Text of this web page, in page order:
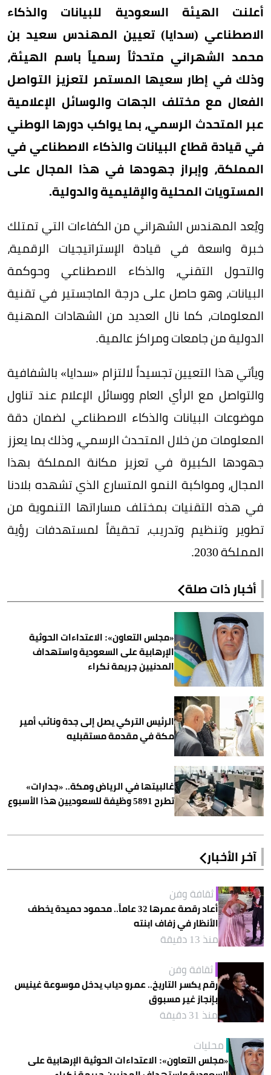
أعلنت الهيئة السعودية للبيانات والذكاء
الاصطناعي (سدايا) تعيين المهندس سعيد بن
محمد الشهراني متحدثاً رسمياً باسم الهيئة،
وذلك في إطار سعيها المستمر لتعزيز التواصل
الفعال مع مختلف الجهات والوسائل الإعلامية
عبر المتحدث الرسمي، بما يواكب دورها الوطني
في قيادة قطاع البيانات والذكاء الاصطناعي في
المملكة، وإبراز جهودها في هذا المجال على
المستويات المحلية والإقليمية والدولية.
ويُعد المهندس الشهراني من الكفاءات التي تمتلك
خبرة واسعة في قيادة الإستراتيجيات الرقمية،
والتحول التقني، والذكاء الاصطناعي وحوكمة
البيانات، وهو حاصل على درجة الماجستير في تقنية
المعلومات، كما نال العديد من الشهادات المهنية
الدولية من جامعات ومراكز عالمية.
ويأتي هذا التعيين تجسيداً لالتزام «سدايا» بالشفافية
والتواصل مع الرأي العام ووسائل الإعلام عند تناول
موضوعات البيانات والذكاء الاصطناعي لضمان دقة
المعلومات من خلال المتحدث الرسمي، وذلك بما يعزز
جهودها الكبيرة في تعزيز مكانة المملكة بهذا
المجال، ومواكبة النمو المتسارع الذي تشهده بلادنا
في هذه التقنيات بمختلف مساراتها التنموية من
تطوير وتنظيم وتدريب، تحقيقاً لمستهدفات رؤية
المملكة 2030.
أخبار ذات صلة
«مجلس التعاون»: الاعتداءات الحوثية
الإرهابية على السعودية واستهداف
المدنيين جريمة نكراء
الرئيس التركي يصل إلى جدة ونائب أمير
مكة في مقدمة مستقبليه
غالبيتها في الرياض ومكة.. «جدارات»
تطرح 5891 وظيفة للسعوديين هذا الأسبوع
آخر الأخبار
ثقافة وفن
أعاد رقصة عمرها 32 عاماً.. محمود حميدة يخطف
الأنظار في زفاف ابنته
منذ 13 دقيقة
ثقافة وفن
رقم يكسر التاريخ.. عمرو دياب يدخل موسوعة غينيس
بإنجاز غير مسبوق
منذ 31 دقيقة
محليات
«مجلس التعاون»: الاعتداءات الحوثية الإرهابية على